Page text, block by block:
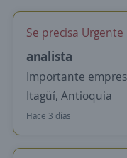
Se precisa Urgente
analista
Importante
Itagüí, Antioquia
Hace 3 días